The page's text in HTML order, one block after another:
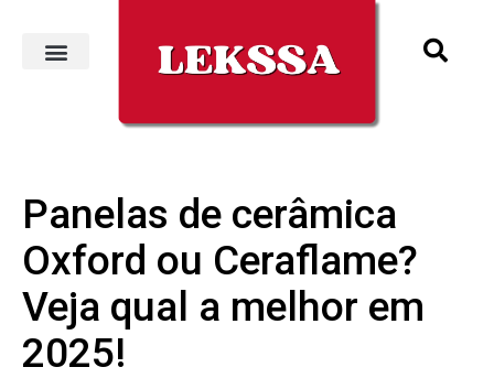
Panelas de cerâmica
Oxford ou Ceraflame?
Veja qual a melhor em
2025!